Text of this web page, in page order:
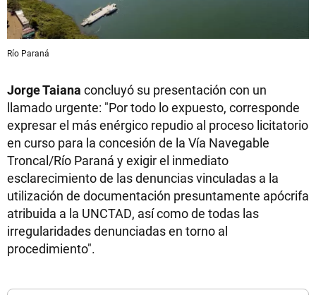
Río Paraná
Jorge Taiana concluyó su presentación con un
llamado urgente: "Por todo lo expuesto, corresponde
expresar el más enérgico repudio al proceso licitatorio
en curso para la concesión de la Vía Navegable
Troncal/Río Paraná y exigir el inmediato
esclarecimiento de las denuncias vinculadas a la
utilización de documentación presuntamente apócrifa
atribuida a la UNCTAD, así como de todas las
irregularidades denunciadas en torno al
procedimiento".